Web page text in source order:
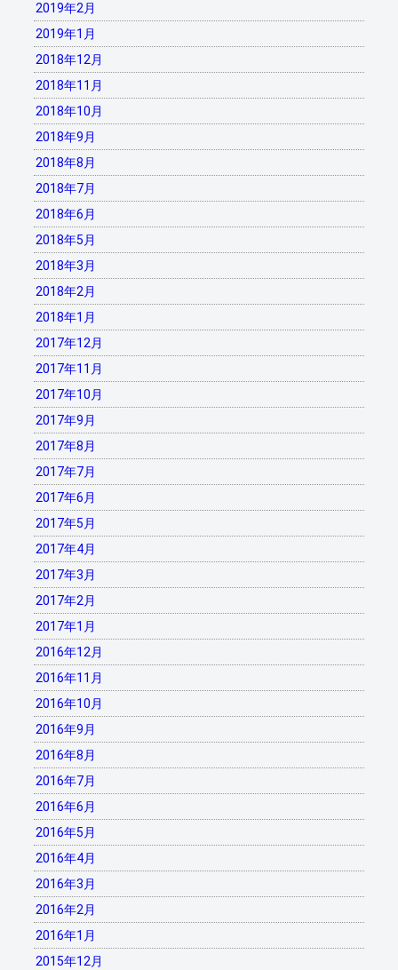
2019年2月
2019年1月
2018年12月
2018年11月
2018年10月
2018年9月
2018年8月
2018年7月
2018年6月
2018年5月
2018年3月
2018年2月
2018年1月
2017年12月
2017年11月
2017年10月
2017年9月
2017年8月
2017年7月
2017年6月
2017年5月
2017年4月
2017年3月
2017年2月
2017年1月
2016年12月
2016年11月
2016年10月
2016年9月
2016年8月
2016年7月
2016年6月
2016年5月
2016年4月
2016年3月
2016年2月
2016年1月
2015年12月